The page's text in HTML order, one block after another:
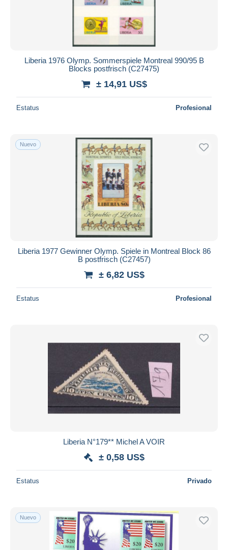
Liberia 1976 Olymp. Sommerspiele Montreal 990/95 B
Blocks postfrisch (C27475)
± 14,91 US$
Estatus Profesional
Nuevo
Liberia 1977 Gewinner Olymp. Spiele in Montreal Block 86
B postfrisch (C27457)
± 6,82 US$
Estatus Profesional
Liberia N°179** Michel A VOIR
± 0,58 US$
Estatus Privado
Nuevo